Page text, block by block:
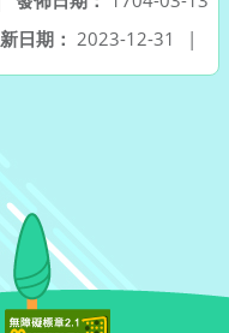
日期： 2023-12-31 |